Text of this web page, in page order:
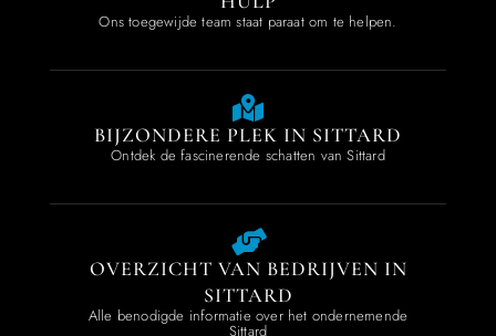
Ons toegewijde team staat paraat om te helpen.
BIJZONDERE PLEK IN SITTARD
Ontdek de fascinerende schatten van Sittard
OVERZICHT VAN BEDRIJVEN IN
SITTARD
Alle benodigde informatie over het ondernemende
Sittard